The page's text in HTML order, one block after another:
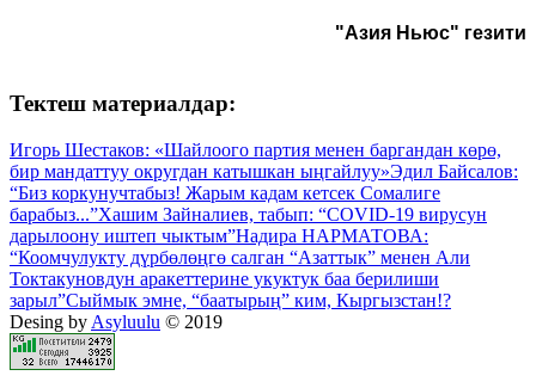
"Азия Ньюс" гезити
Тектеш материалдар:
Игорь Шестаков: «Шайлоого партия менен баргандан көрө,
бир мандаттуу округдан катышкан ыңгайлуу»Эдил Байсалов:
“Биз коркунучтабыз! Жарым кадам кетсек Сомалиге
барабыз...”Хашим Зайналиев, табып: “COVID-19 вирусун
дарылоону иштеп чыктым”Надира НАРМАТОВА:
“Коомчулукту дүрбөлөңгө салган “Азаттык” менен Али
Токтакуновдун аракеттерине укуктук баа берилиши
зарыл”Сыймык эмне, “баатырың” ким, Кыргызстан!?
Desing by Asyluulu © 2019